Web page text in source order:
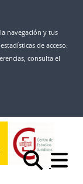
navegación y tus
de acceso.
consulta el